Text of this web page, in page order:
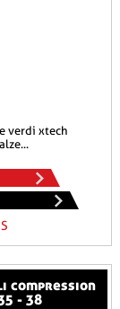
- 38